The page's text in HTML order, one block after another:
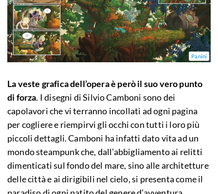
Panini
La veste grafica dell’opera è però il suo vero punto
di forza. I disegni di Silvio Camboni sono dei
capolavori che vi terranno incollati ad ogni pagina
per cogliere e riempirvi gli occhi con tutti i loro più
piccoli dettagli. Camboni ha infatti dato vita ad un
mondo steampunk che, dall’abbigliamento ai relitti
dimenticati sul fondo del mare, sino alle architetture
delle città e ai dirigibili nel cielo, si presenta come il